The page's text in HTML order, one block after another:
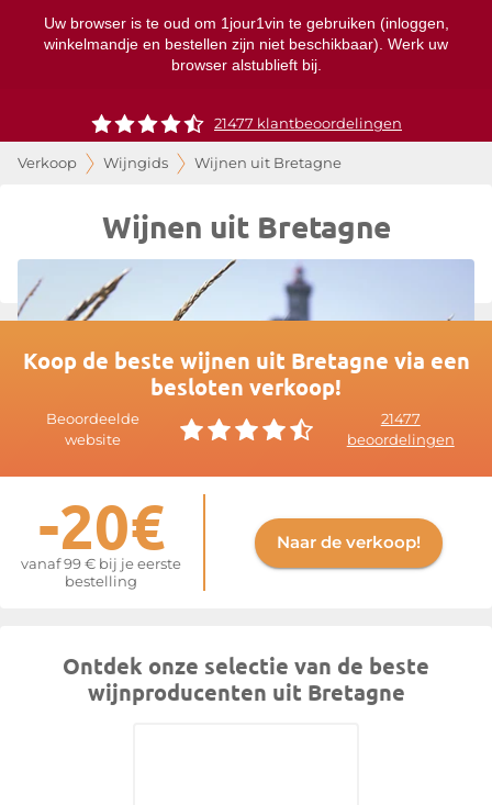
Uw browser is te oud om 1jour1vin te gebruiken (inloggen,
winkelmandje en bestellen zijn niet beschikbaar). Werk uw
browser alstublieft bij.
21477 klantbeoordelingen
Verkoop Wijngids Wijnen uit Bretagne
Wijnen uit Bretagne
Koop de beste wijnen uit Bretagne via een
besloten verkoop!
Beoordeelde
website
21477
beoordelingen
-20€
vanaf 99 € bij je eerste
bestelling
Naar de verkoop!
Ontdek onze selectie van de beste
wijnproducenten uit Bretagne